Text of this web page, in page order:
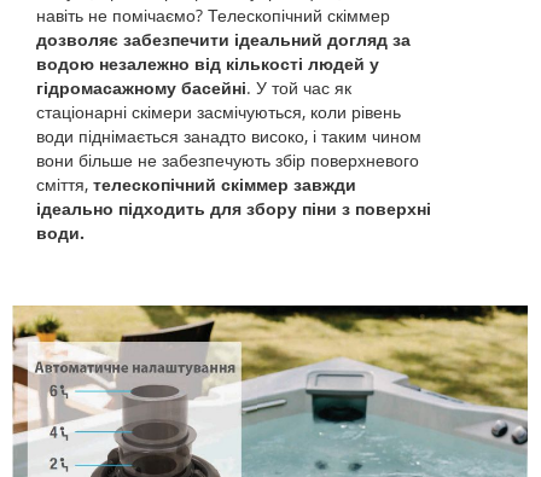
навіть не помічаємо? Телескопічний скіммер
дозволяє забезпечити ідеальний догляд за
водою незалежно від кількості людей у
гідромасажному басейні. У той час як
стаціонарні скімери засмічуються, коли рівень
води піднімається занадто високо, і таким чином
вони більше не забезпечують збір поверхневого
сміття, телескопічний скіммер завжди
ідеально підходить для збору піни з поверхні
води.